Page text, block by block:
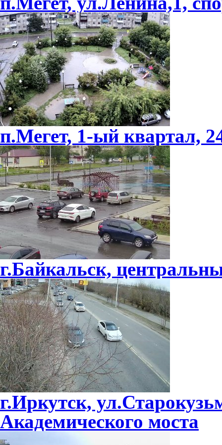
п.Мегет, 1-ый квартал,
г.Байкальск,
г.Иркутск,
Академического моста